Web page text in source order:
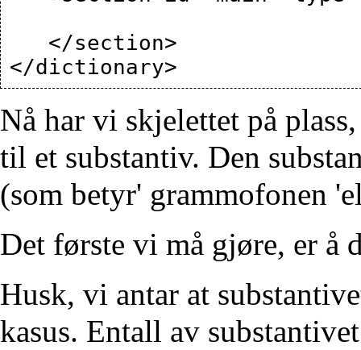
Nå har vi skjelettet på
til et substantiv. Den
(som betyr' grammofonen
Det første vi må gjøre, er å
Husk, vi antar at
kasus. Entall av